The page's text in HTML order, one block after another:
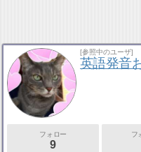
[参照中のユーザ]
英語発音
フォロー
9
フ